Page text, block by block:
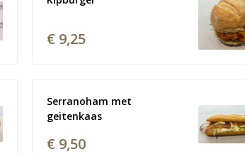
€ 9,25
Serranoham met
geitenkaas
€ 9,50